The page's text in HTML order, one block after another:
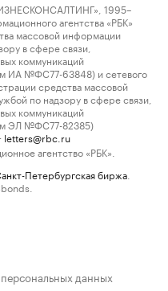
1995–
агентства «РБК»
массовой информации
в сфере связи,
коммуникаций
ИА №ФС77-63848) и сетевого
средства массовой
по надзору в сфере связи,
коммуникаций
ЭЛ №ФС77-82385)
letters@rbc.ru
агентство «РБК».
Петербургская биржа
данных